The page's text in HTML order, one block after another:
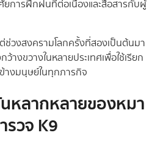
การฝึกฝนที่ต่อเนื่องและสื่อสารกับผู้
ช่วงสงครามโลกครั้งที่สองเป็นต้นมา
างขวางในหลายประเทศเพื่อใช้เรียก
งมนุษย์ในทุกภารกิจ
หลากหลายของหมา
รวจ K9